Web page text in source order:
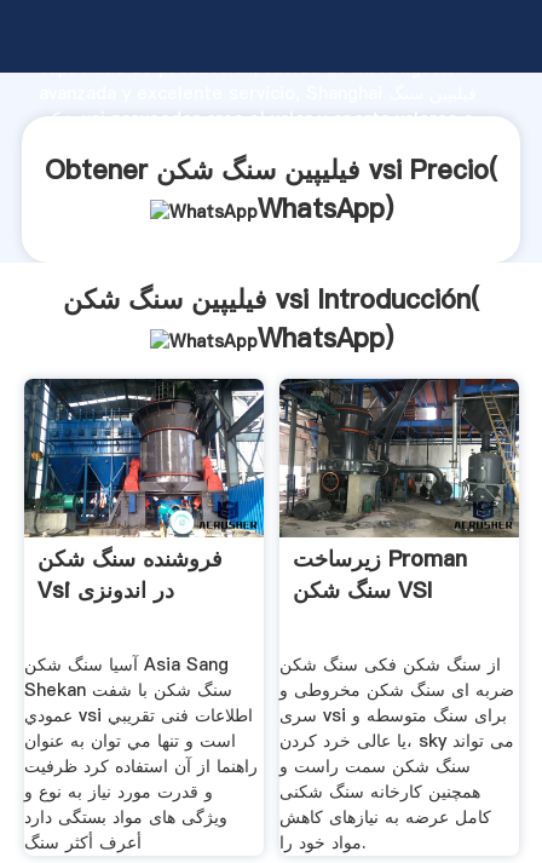
capacidad de producción, fuerza de investigación
شکن vsi proveedor crea el valor y aporta valores a
Obtener فیلیپین سنگ شکن vsi Precio(
WhatsApp)
فیلیپین سنگ شکن vsi Introducción(
WhatsApp)
فروشنده سنگ شکن
Vsi در اندونزی
آسیا سنگ شکن Asia Sang
Shekan سنگ شکن با شفت
عمودي vsi اطلاعات فنی تقريبي
است و تنها مي توان به عنوان
راهنما از آن استفاده کرد ظرفیت
و قدرت مورد نیاز به نوع و
ویژگی های مواد بستگی دارد
أعرف أكثر سنگ
زیرساخت Proman
سنگ شکن VSI
از سنگ شکن فکی سنگ شکن
ضربه ای سنگ شکن مخروطی و
سری vsi برای سنگ متوسطه و
یا عالی خرد کردن، sky می تواند
سنگ شکن سمت راست و
همچنین کارخانه سنگ شکنی
کامل عرضه به نیازهای کاهش
مواد خود را.